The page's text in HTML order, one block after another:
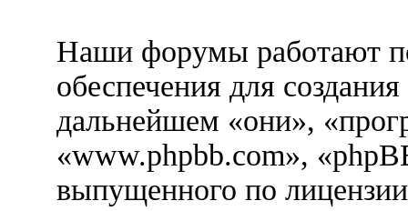
Наши форумы работают
обеспечения для
дальнейшем «они»,
«www.phpbb.com»,
выпущенного по